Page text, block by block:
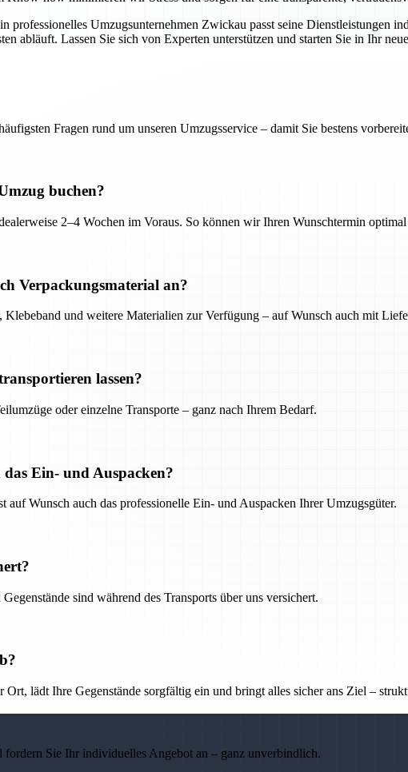
professionelles Umzugsunternehmen Zwickau passt seine Dienstleistungen
abläuft. Lassen Sie sich von Experten unterstützen und starten Sie in Ihr
Fragen rund um unseren Umzugsservice – damit Sie bestens
buchen?
2–4 Wochen im Voraus. So können wir Ihren Wunschtermin
Verpackungsmaterial an?
Klebeband und weitere Materialien zur Verfügung – auf Wunsch auch mit
lassen?
oder einzelne Transporte – ganz nach Ihrem Bedarf.
Ein- und Auspacken?
auf Wunsch auch das professionelle Ein- und Auspacken Ihrer Umzugsgüter.
sind während des Transports über uns versichert.
lädt Ihre Gegenstände sorgfältig ein und bringt alles sicher ans Ziel –
fordern Sie Ihr individuelles Angebot an – ganz unverbindlich.